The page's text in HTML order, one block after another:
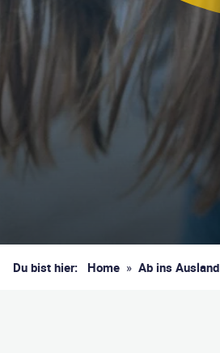
Du bist hier: Home » Ab ins Ausland